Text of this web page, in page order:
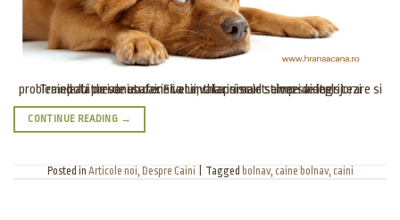
Traind alaturi de un caine vei invata in scurt timp sa depistezi problemele lui de sanatate. Fii atent la primele semne de ingrijorare si poti preveni suferinta lui, chiar si sa-l salvezi viata!
CONTINUE READING →
Posted in Articole noi, Despre Caini Tagged bolnav, caine bolnav, caini